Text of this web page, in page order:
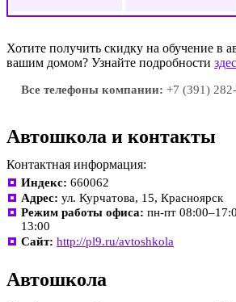
Хотите получить скидку на обучение в
вашим домом? Узнайте подробности
Все телефоны компании: +7 (391)
Автошкола и контакты
Контактная информация:
Индекс: 660062
Адрес: ул. Курчатова, 15, Красноярск
Режим работы офиса: пн-пт
13:00
Сайт: http://pl9.ru/avtoshkola
Автошкола